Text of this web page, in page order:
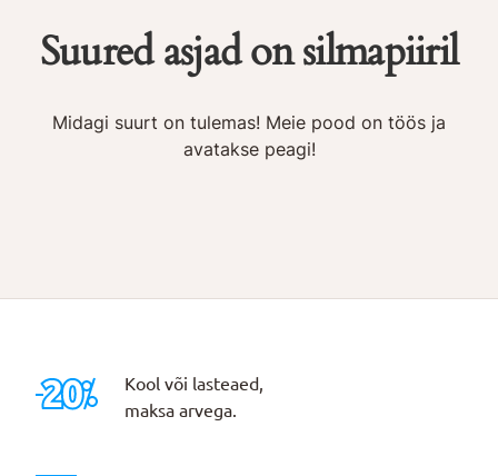
Suured asjad on silmapiiril
Midagi suurt on tulemas! Meie pood on töös ja
avatakse peagi!
Kool või lasteaed,
maksa arvega.